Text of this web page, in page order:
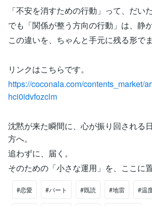
「不安を消すための行動」って、だい
でも「関係が整う方向の行動」は、静
この違いを、ちゃんと手元に残る形で
リンクはこちらです。
https://coconala.com/contents_market/
hci0idvfozclm
沈黙が来た瞬間に、心が振り回される
方へ。
追わずに、届く。
そのための「小さな運用」を、ここに
#恋愛 #パート #既読 #地雷 #温